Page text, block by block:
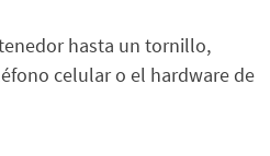
hasta un tornillo,
celular o el hardware de